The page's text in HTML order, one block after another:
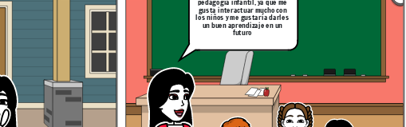
Escena 6:
sobre qué es Explicación de la escena: Samir continúa su introducción hablando de los
documentos de archivo
pedagogía infantil, ya que me
gusta interactuar mucho con
los niños y me gustaría darles
un buen aprendizaje en un
futuro